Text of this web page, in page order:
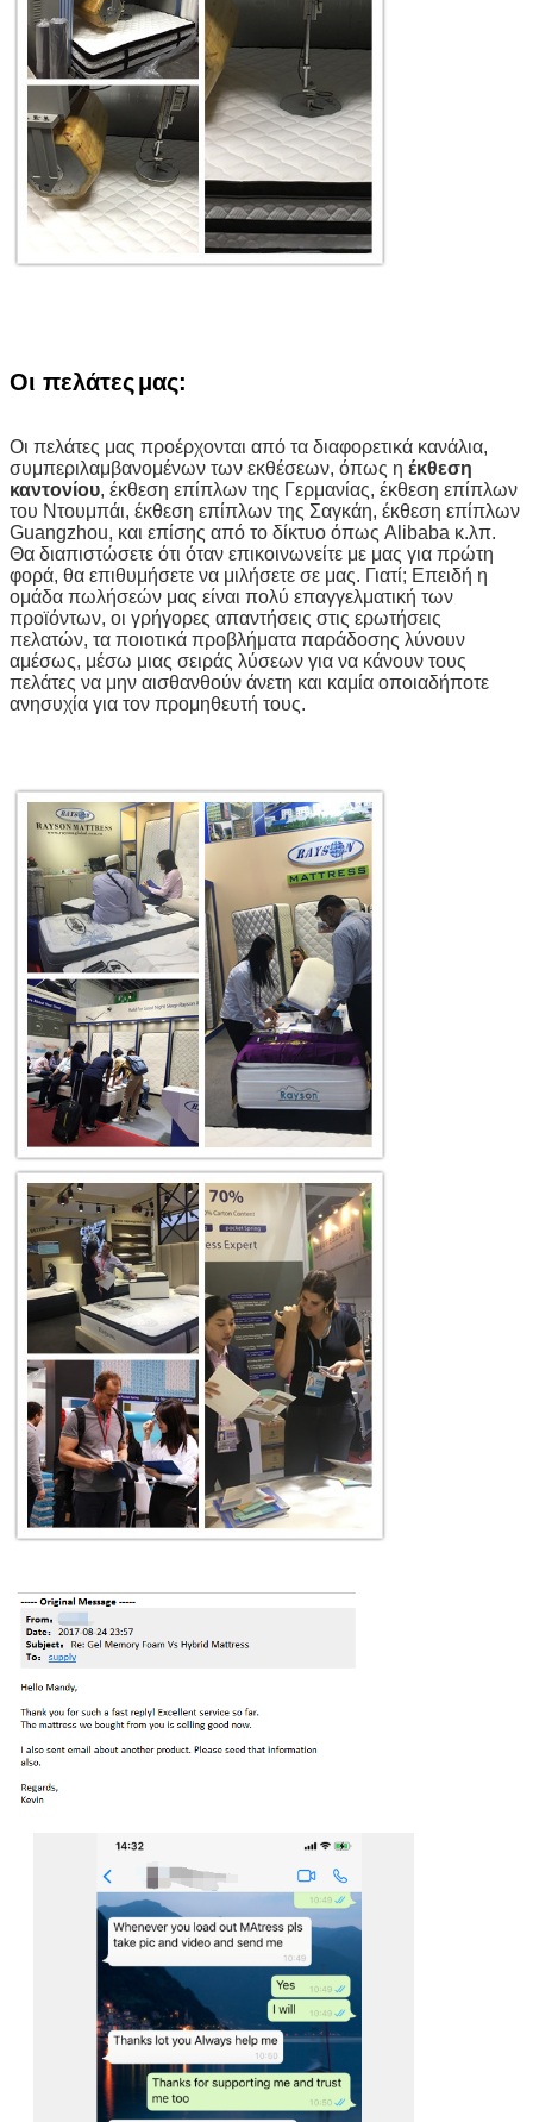
Αφήστε ένα
We bellen je snel
Οι πελάτεςμας:
Οι πελάτες μας προέρχονται από τα διαφορετικά κανάλια,
συμπεριλαμβανομένων των εκθέσεων, όπως η έκθεση
καντονίου, έκθεση επίπλων της Γερμανίας, έκθεση επίπλων
του Ντουμπάι, έκθεση επίπλων της Σαγκάη, έκθεση επίπλων
Guangzhou, και επίσης από το δίκτυο όπως Alibaba κ.λπ.
Θα διαπιστώσετε ότι όταν επικοινωνείτε με μας για πρώτη
φορά, θα επιθυμήσετε να μιλήσετε σε μας. Γιατί; Επειδή η
ομάδα πωλήσεών μας είναι πολύ επαγγελματική των
προϊόντων, οι γρήγορες απαντήσεις στις ερωτήσεις
πελατών, τα ποιοτικά προβλήματα παράδοσης λύνουν
αμέσως, μέσω μιας σειράς λύσεων για να κάνουν τους
πελάτες να μην αισθανθούν άνετη και καμία οποιαδήποτε
ανησυχία για τον προμηθευτή τους.